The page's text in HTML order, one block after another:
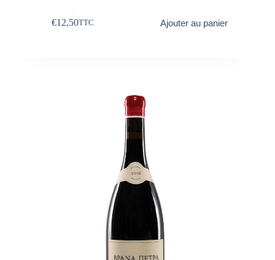
€12,50TTC Ajouter au panier